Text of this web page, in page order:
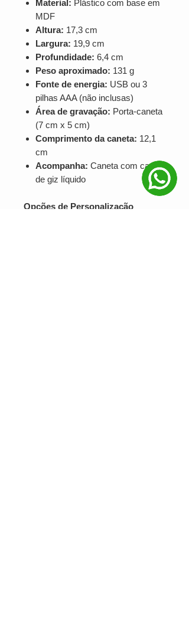
Material: Plástico com base em
MDF
Altura: 17,3 cm
Largura: 19,9 cm
Profundidade: 6,4 cm
Peso aproximado: 131 g
Fonte de energia: USB ou 3
pilhas AAA (não inclusas)
Área de gravação: Porta-caneta
(7 cm x 5 cm)
Comprimento da caneta: 12,1
cm
Acompanha: Caneta com carga
de giz líquido
Opções de Personalização